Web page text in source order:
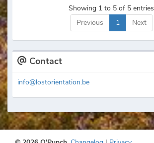
Showing 1 to 5 of 5 entries
Previous
1 Next
Contact
info@lostorientation.be